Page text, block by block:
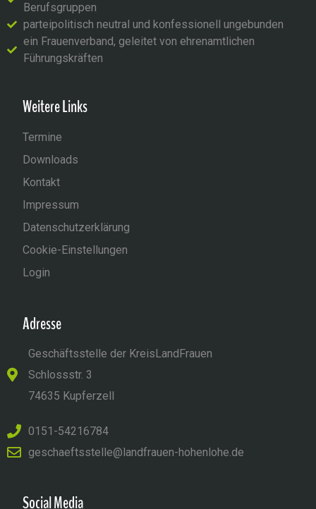
Berufsgruppen
parteipolitisch neutral und konfessionell ungebunden
ein Frauenverband, geleitet von ehrenamtlichen
Führungskräften
Weitere Links
Termine
Downloads
Kontakt
Impressum
Datenschutzerklärung
Cookie-Einstellungen
Login
Adresse
Geschäftsstelle der KreisLandFrauen
Schlossstr. 3
74635 Kupferzell
0151-54216784
geschaeftsstelle@landfrauen-hohenlohe.de
Social Media